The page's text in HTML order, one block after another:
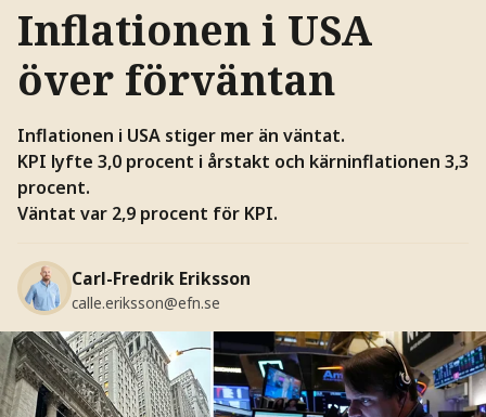
Inflationen i USA
över förväntan
Inflationen i USA stiger mer än väntat.
KPI lyfte 3,0 procent i årstakt och kärninflationen 3,3
procent.
Väntat var 2,9 procent för KPI.
Carl-Fredrik Eriksson
calle.eriksson@efn.se